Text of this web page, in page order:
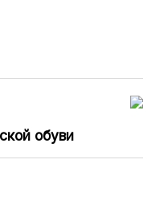
обуви